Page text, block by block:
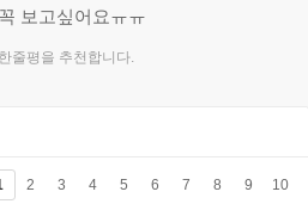
보고싶어요ㅠㅠ
줄평을 추천합니다.
2 3 4 5 6 7 8 9 10